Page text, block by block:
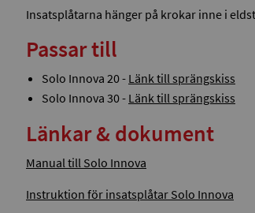
Insatsplåtarna hänger på krokar inne i
Passar till
Solo Innova 20 - Länk till sprängskiss
Solo Innova 30 - Länk till sprängskiss
Länkar & dokument
Manual till Solo Innova
Instruktion för insatsplåtar Solo Innova